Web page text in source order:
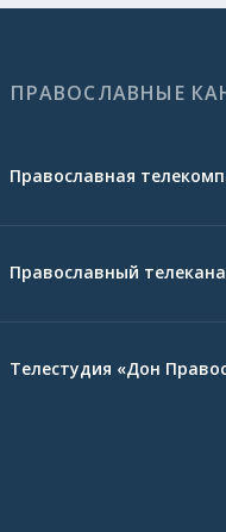
ПРАВОСЛАВНЫЕ
Православная
Православный
Телестудия «Дон